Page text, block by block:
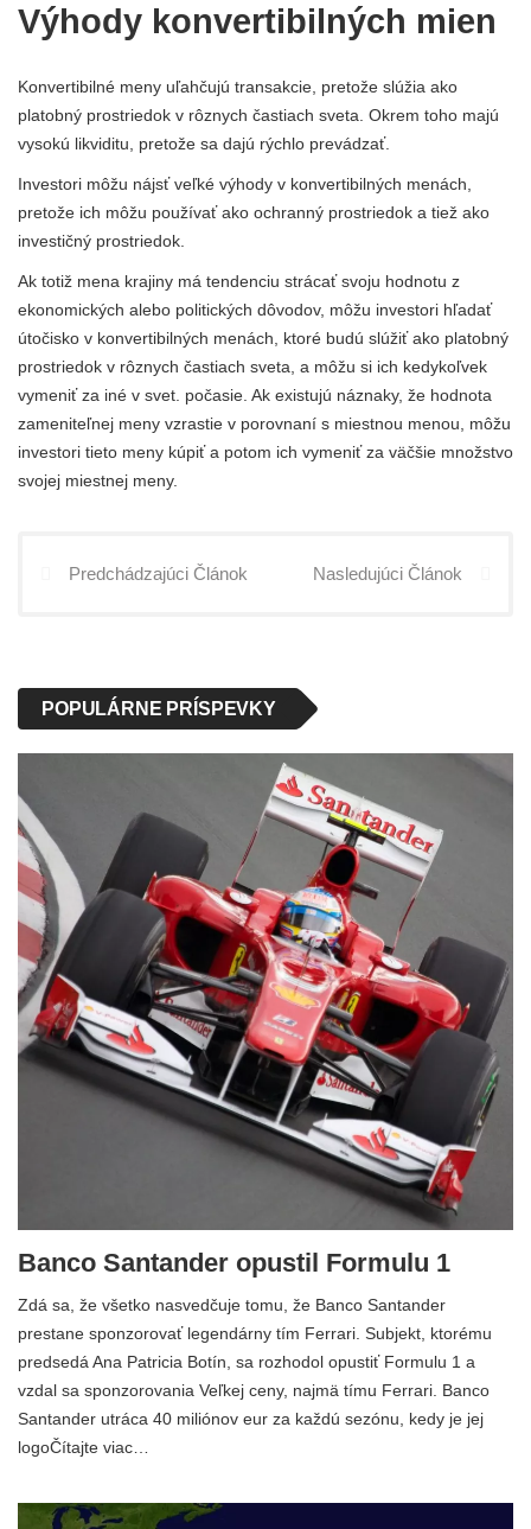
Výhody konvertibilných mien
Konvertibilné meny uľahčujú transakcie, pretože slúžia ako
platobný prostriedok v rôznych častiach sveta. Okrem toho majú
vysokú likviditu, pretože sa dajú rýchlo prevádzať.
Investori môžu nájsť veľké výhody v konvertibilných menách,
pretože ich môžu používať ako ochranný prostriedok a tiež ako
investičný prostriedok.
Ak totiž mena krajiny má tendenciu strácať svoju hodnotu z
ekonomických alebo politických dôvodov, môžu investori hľadať
útočisko v konvertibilných menách, ktoré budú slúžiť ako platobný
prostriedok v rôznych častiach sveta, a môžu si ich kedykoľvek
vymeniť za iné v svet. počasie. Ak existujú náznaky, že hodnota
zameniteľnej meny vzrastie v porovnaní s miestnou menou, môžu
investori tieto meny kúpiť a potom ich vymeniť za väčšie množstvo
svojej miestnej meny.
Predchádzajúci Článok Nasledujúci Článok
POPULÁRNE PRÍSPEVKY
Banco Santander opustil Formulu 1
Zdá sa, že všetko nasvedčuje tomu, že Banco Santander
prestane sponzorovať legendárny tím Ferrari. Subjekt, ktorému
predsedá Ana Patricia Botín, sa rozhodol opustiť Formulu 1 a
vzdal sa sponzorovania Veľkej ceny, najmä tímu Ferrari. Banco
Santander utráca 40 miliónov eur za každú sezónu, kedy je jej
logoČítajte viac…